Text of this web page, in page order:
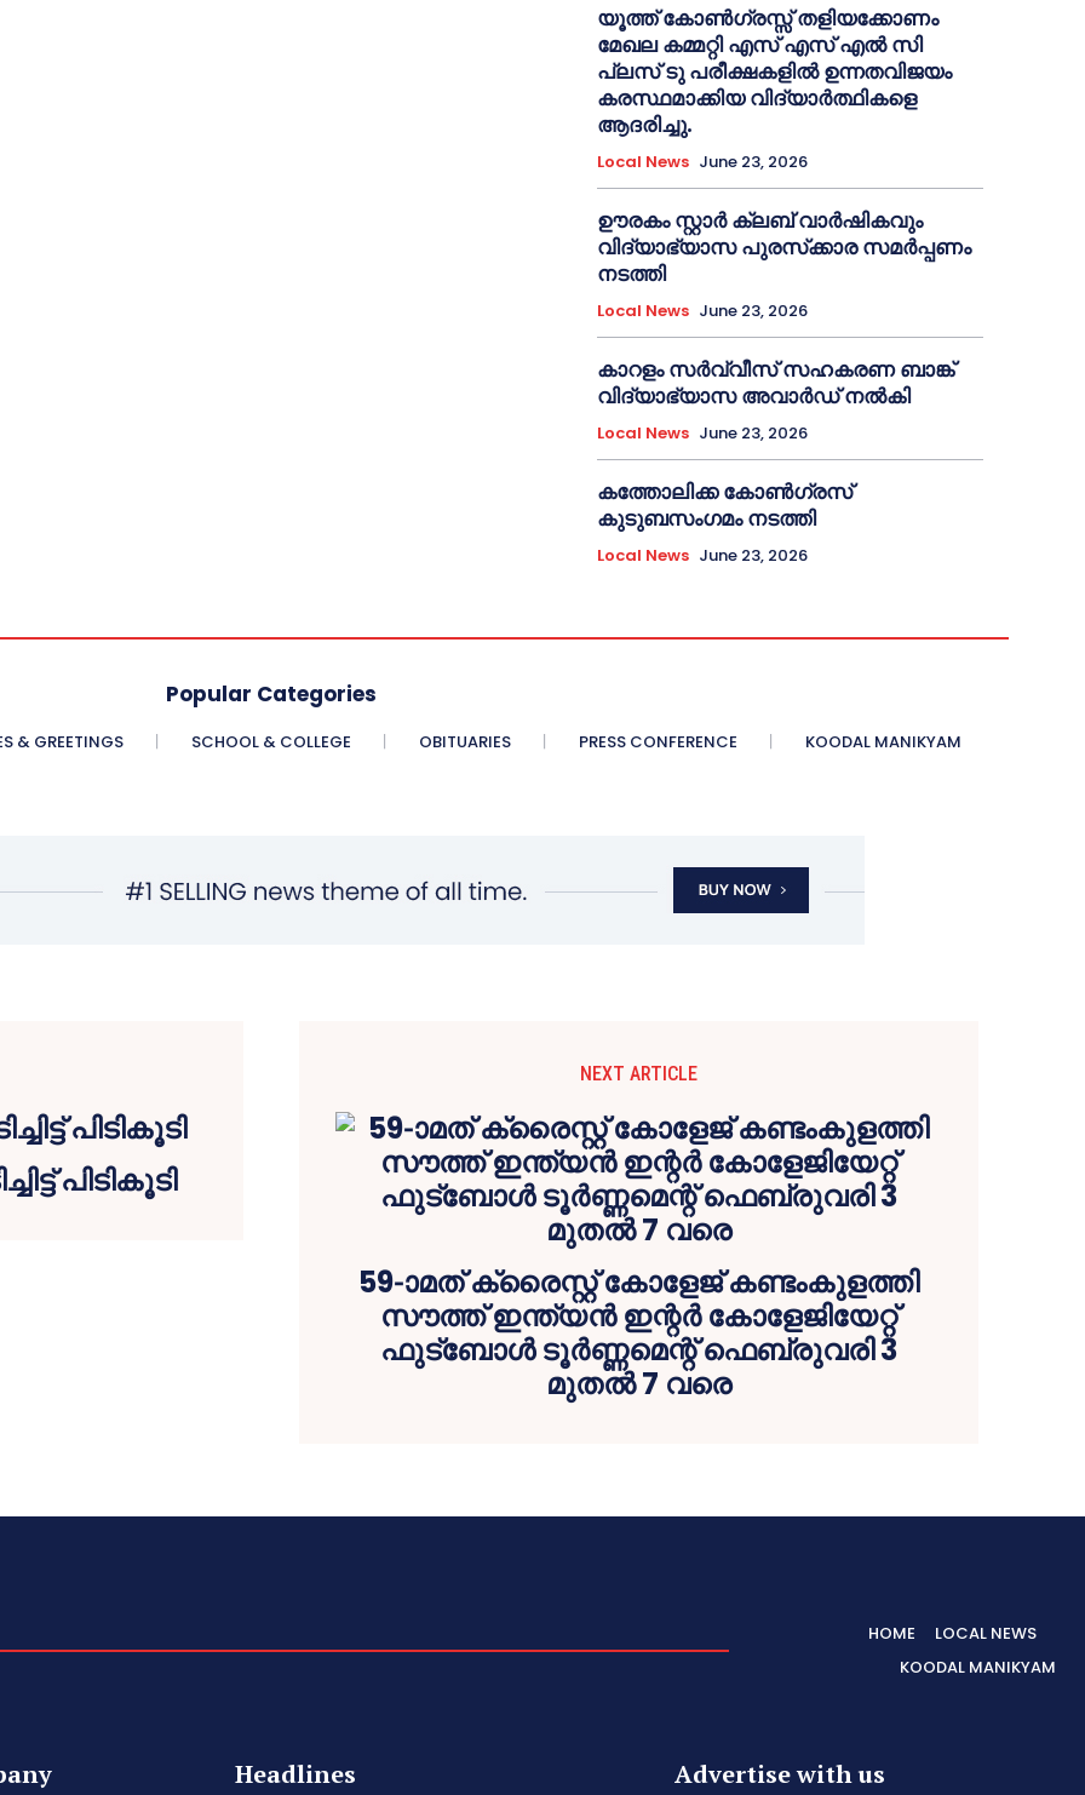
യൂത്ത് കോൺഗ്രസ്സ് തളിയക്കോണം
മേഖല കമ്മറ്റി എസ് എസ് എൽ സി
പ്ലസ് ടു പരീക്ഷകളിൽ ഉന്നതവിജയം
കരസ്ഥമാക്കിയ വിദ്യാർത്ഥികളെ
ആദരിച്ചു.
Local News June 23, 2026
ഊരകം സ്റ്റാർ ക്ലബ് വാർഷികവും
വിദ്യാഭ്യാസ പുരസ്‌ക്കാര സമർപ്പണം
നടത്തി
Local News June 23, 2026
കാറളം സർവ്വീസ് സഹകരണ ബാങ്ക്
വിദ്യാഭ്യാസ അവാർഡ് നൽകി
Local News June 23, 2026
കത്തോലിക്ക കോൺഗ്രസ്
കുടുബസംഗമം നടത്തി
Local News June 23, 2026
Popular Categories
& GREETINGS SCHOOL & COLLEGE OBITUARIES PRESS CONFERENCE KOODAL MANIKYAM
പിടികൂടി
NEXT ARTICLE
59-ാമത് ക്രൈസ്റ്റ് കോളേജ് കണ്ടംകുളത്തി
സൗത്ത് ഇന്ത്യന്‍ ഇന്റര്‍ കോളേജിയേറ്റ്
ഫുട്‌ബോള്‍ ടൂര്‍ണ്ണമെന്റ് ഫെബ്രുവരി 3
മുതല്‍ 7 വരെ
HOME
LOCAL NEWS
KOODAL MANIKYAM
Headlines Advertise with us